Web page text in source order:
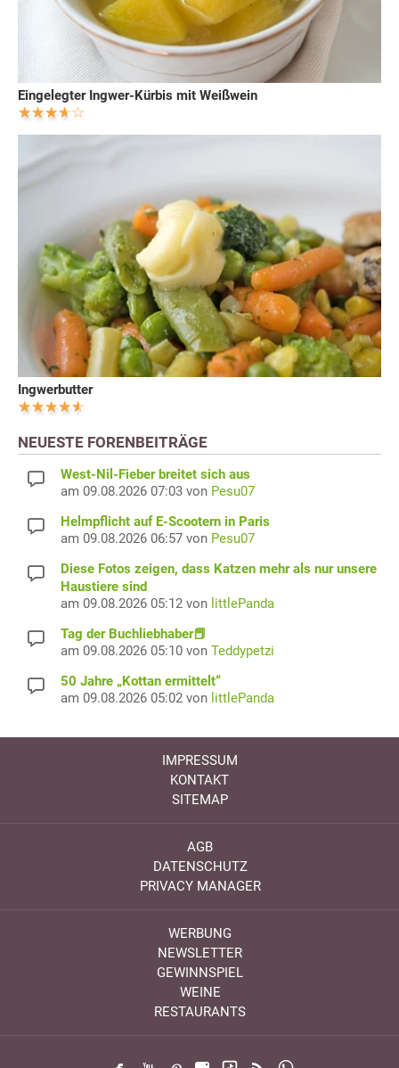
Eingelegter Ingwer-Kürbis mit Weißwein
Ingwerbutter
NEUESTE FORENBEITRÄGE
West-Nil-Fieber breitet sich aus
am 09.08.2026 07:03 von Pesu07
Helmpflicht auf E-Scootern in Paris
am 09.08.2026 06:57 von Pesu07
Diese Fotos zeigen, dass Katzen mehr als nur unsere
Haustiere sind
am 09.08.2026 05:12 von littlePanda
Tag der Buchliebhaber📕
am 09.08.2026 05:10 von Teddypetzi
50 Jahre „Kottan ermittelt“
am 09.08.2026 05:02 von littlePanda
IMPRESSUM
KONTAKT
SITEMAP
AGB
DATENSCHUTZ
PRIVACY MANAGER
WERBUNG
NEWSLETTER
GEWINNSPIEL
WEINE
RESTAURANTS